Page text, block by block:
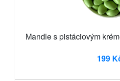
Mandle s pistáciovým
199